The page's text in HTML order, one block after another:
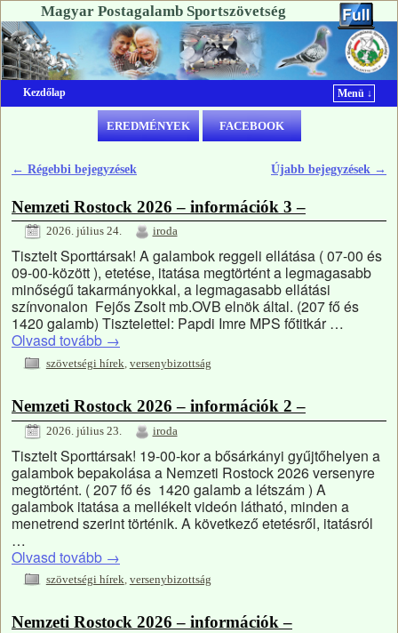
Magyar Postagalamb Sportszövetség
Kezdőlap Menü ↓
Ugrás a főtartalomra
Ugrás a másodlagos tartalomra
EREDMÉNYEK FACEBOOK
Bejegyzés navigáció
← Régebbi bejegyzések Újabb bejegyzések →
Nemzeti Rostock 2026 – információk 3 –
2026. július 24. iroda
Tisztelt Sporttársak! A galambok reggeli ellátása ( 07-00 és
09-00-között ), etetése, itatása megtörtént a legmagasabb
minőségű takarmányokkal, a legmagasabb ellátási
színvonalon Fejős Zsolt mb.OVB elnök által. (207 fő és
1420 galamb) Tisztelettel: Papdi Imre MPS főtitkár …
Olvasd tovább →
szövetségi hírek, versenybizottság
Nemzeti Rostock 2026 – információk 2 –
2026. július 23. iroda
Tisztelt Sporttársak! 19-00-kor a bősárkányi gyűjtőhelyen a
galambok bepakolása a Nemzeti Rostock 2026 versenyre
megtörtént. ( 207 fő és 1420 galamb a létszám ) A
galambok itatása a mellékelt videón látható, minden a
menetrend szerint történik. A következő etetésről, itatásról
…
Olvasd tovább →
szövetségi hírek, versenybizottság
Nemzeti Rostock 2026 – információk –